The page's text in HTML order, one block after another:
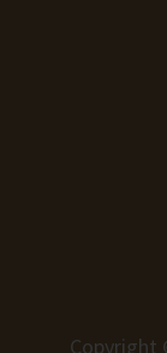
Copyright